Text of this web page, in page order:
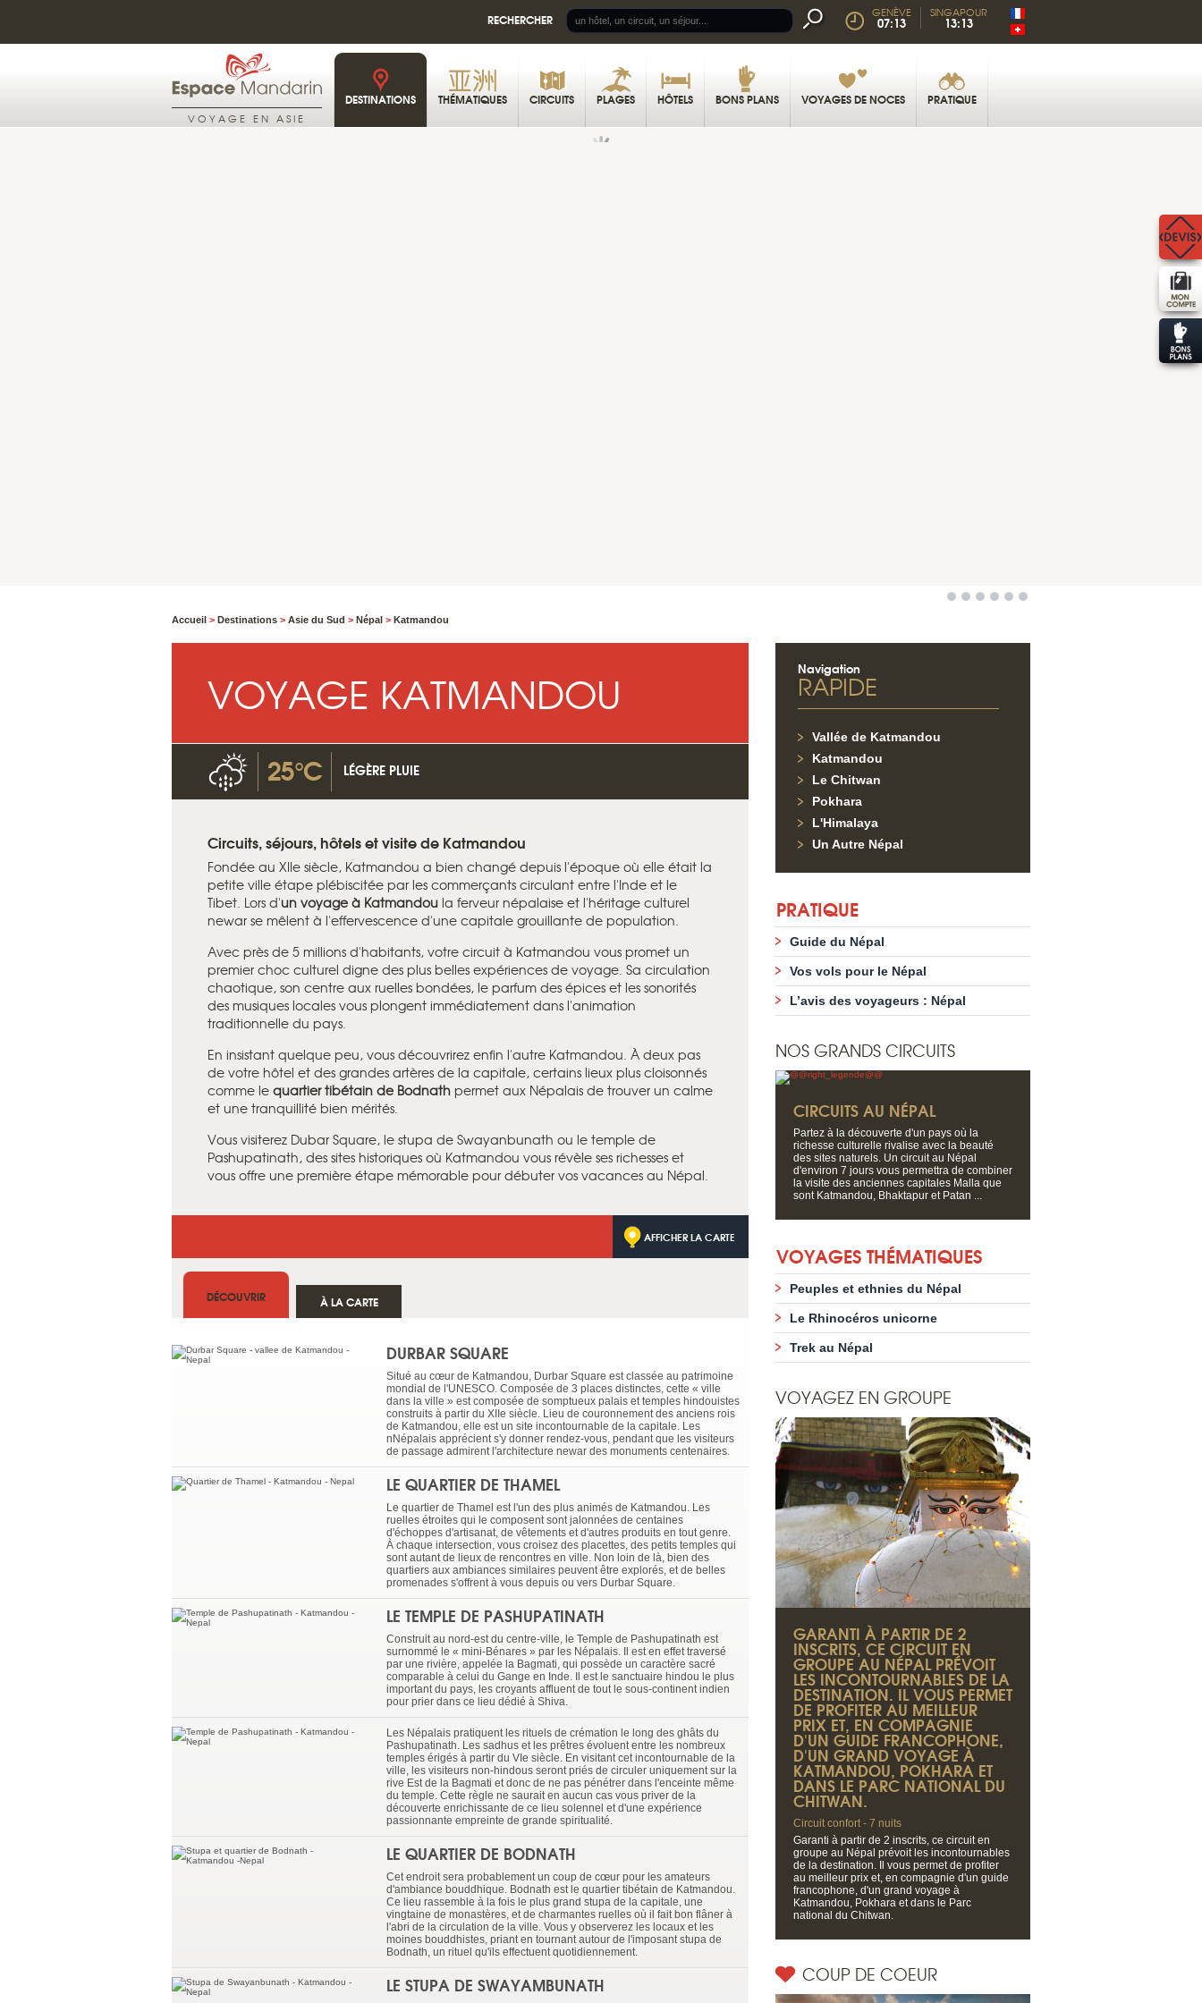
RECHERCHER GENÈVE
07:13
SINGAPOUR
13:13
VOYAGE EN ASIE
DESTINATIONS THÉMATIQUES CIRCUITS PLAGES HÔTELS BONS PLANS VOYAGES DE NOCES
PRATIQUE
Accueil > Destinations > Asie du Sud > Népal > Katmandou
VOYAGE KATMANDOU
25°C LÉGÈRE PLUIE
Circuits, séjours, hôtels et visite de Katmandou
Fondée au XIIe siècle, Katmandou a bien changé depuis l'époque où elle était la
petite ville étape plébiscitée par les commerçants circulant entre l'Inde et le
Tibet. Lors d'un voyage à Katmandou la ferveur népalaise et l'héritage culturel
newar se mêlent à l'effervescence d'une capitale grouillante de population.
Avec près de 5 millions d'habitants, votre circuit à Katmandou vous promet un
premier choc culturel digne des plus belles expériences de voyage. Sa circulation
chaotique, son centre aux ruelles bondées, le parfum des épices et les sonorités
des musiques locales vous plongent immédiatement dans l'animation
traditionnelle du pays.
En insistant quelque peu, vous découvrirez enfin l'autre Katmandou. À deux pas
de votre hôtel et des grandes artères de la capitale, certains lieux plus cloisonnés
comme le quartier tibétain de Bodnath permet aux Népalais de trouver un calme
et une tranquillité bien mérités.
Vous visiterez Dubar Square, le stupa de Swayanbunath ou le temple de
Pashupatinath, des sites historiques où Katmandou vous révèle ses richesses et
vous offre une première étape mémorable pour débuter vos vacances au Népal.
AFFICHER LA CARTE
DÉCOUVRIR
DURBAR SQUARE
Situé au cœur de Katmandou, Durbar Square est classée au patrimoine
mondial de l'UNESCO. Composée de 3 places distinctes, cette « ville
dans la ville » est composée de somptueux palais et temples hindouistes
construits à partir du XIIe siècle. Lieu de couronnement des anciens rois
de Katmandou, elle est un site incontournable de la capitale. Les
nNépalais apprécient s'y donner rendez-vous, pendant que les visiteurs
de passage admirent l'architecture newar des monuments centenaires.
LE QUARTIER DE THAMEL
Le quartier de Thamel est l'un des plus animés de Katmandou. Les
ruelles étroites qui le composent sont jalonnées de centaines
d'échoppes d'artisanat, de vêtements et d'autres produits en tout genre.
À chaque intersection, vous croisez des placettes, des petits temples qui
sont autant de lieux de rencontres en ville. Non loin de là, bien des
quartiers aux ambiances similaires peuvent être explorés, et de belles
promenades s'offrent à vous depuis ou vers Durbar Square.
LE TEMPLE DE PASHUPATINATH
Construit au nord-est du centre-ville, le Temple de Pashupatinath est
surnommé le « mini-Bénares » par les Népalais. Il est en effet traversé
par une rivière, appelée la Bagmati, qui possède un caractère sacré
comparable à celui du Gange en Inde. Il est le sanctuaire hindou le plus
important du pays, les croyants affluent de tout le sous-continent indien
pour prier dans ce lieu dédié à Shiva.
Les Népalais pratiquent les rituels de crémation le long des ghâts du
Pashupatinath. Les sadhus et les prêtres évoluent entre les nombreux
temples érigés à partir du VIe siècle. En visitant cet incontournable de la
ville, les visiteurs non-hindous seront priés de circuler uniquement sur la
rive Est de la Bagmati et donc de ne pas pénétrer dans l'enceinte même
du temple. Cette règle ne saurait en aucun cas vous priver de la
découverte enrichissante de ce lieu solennel et d'une expérience
passionnante empreinte de grande spiritualité.
LE QUARTIER DE BODNATH
Cet endroit sera probablement un coup de cœur pour les amateurs
d'ambiance bouddhique. Bodnath est le quartier tibétain de Katmandou.
Ce lieu rassemble à la fois le plus grand stupa de la capitale, une
vingtaine de monastères, et de charmantes ruelles où il fait bon flâner à
l'abri de la circulation de la ville. Vous y observerez les locaux et les
moines bouddhistes, priant en tournant autour de l'imposant stupa de
Bodnath, un rituel qu'ils effectuent quotidiennement.
LE STUPA DE SWAYAMBUNATH
À LA CARTE
Navigation
RAPIDE
Vallée de Katmandou
Katmandou
Le Chitwan
Pokhara
L'Himalaya
Un Autre Népal
PRATIQUE
Guide du Népal
Vos vols pour le Népal
L’avis des voyageurs : Népal
NOS GRANDS CIRCUITS
CIRCUITS AU NÉPAL
Partez à la découverte d'un pays où la
richesse culturelle rivalise avec la beauté
des sites naturels. Un circuit au Népal
d'environ 7 jours vous permettra de combiner
la visite des anciennes capitales Malla que
sont Katmandou, Bhaktapur et Patan ...
VOYAGES THÉMATIQUES
Peuples et ethnies du Népal
Le Rhinocéros unicorne
Trek au Népal
VOYAGEZ EN GROUPE
GARANTI À PARTIR DE 2
INSCRITS, CE CIRCUIT EN
GROUPE AU NÉPAL PRÉVOIT
LES INCONTOURNABLES DE LA
DESTINATION. IL VOUS PERMET
DE PROFITER AU MEILLEUR
PRIX ET, EN COMPAGNIE
D'UN GUIDE FRANCOPHONE,
D'UN GRAND VOYAGE À
KATMANDOU, POKHARA ET
DANS LE PARC NATIONAL DU
CHITWAN.
Circuit confort - 7 nuits
Garanti à partir de 2 inscrits, ce circuit en
groupe au Népal prévoit les incontournables
de la destination. Il vous permet de profiter
au meilleur prix et, en compagnie d'un guide
francophone, d'un grand voyage à
Katmandou, Pokhara et dans le Parc
national du Chitwan.
COUP DE COEUR